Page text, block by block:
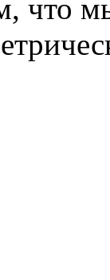
что